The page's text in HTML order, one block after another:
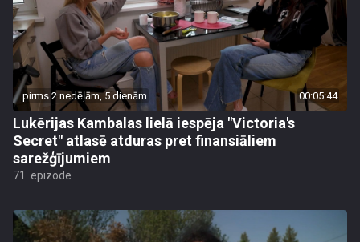
pirms 2 nedēļām, 5 dienām 00:05:44
Lukērijas Kambalas lielā iespēja "Victoria's
Secret" atlasē atduras pret finansiāliem
sarežģījumiem
71. epizode